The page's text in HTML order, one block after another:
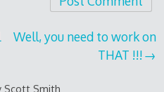
Well, you need to work on
THAT !!!
Scott Smith